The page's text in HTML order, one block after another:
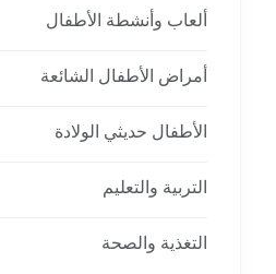
ألعاب وأنشطة الأطفال
أمراض الأطفال الشائعة
الأطفال حديثي الولادة
التربية والتعليم
التغذية والصحة